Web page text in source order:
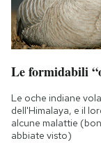
Le formidabili
Le oche indiane
dell'Himalaya, e il
alcune malattie
abbiate visto)